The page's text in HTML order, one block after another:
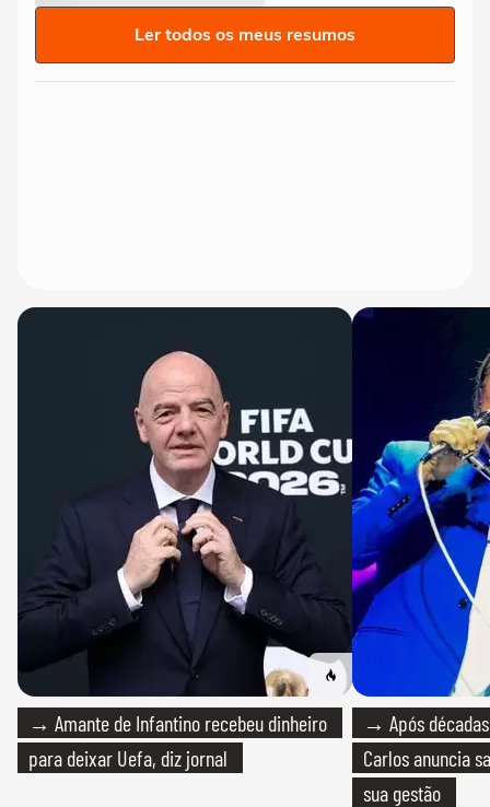
Ler todos os meus resumos
→ Amante de Infantino recebeu dinheiro
para deixar Uefa, diz jornal
→ Após
Carlos anuncia
sua gestão